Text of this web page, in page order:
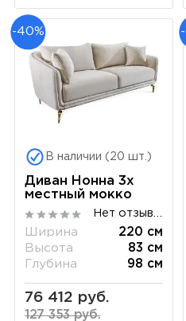
-40%
В наличии (20 шт.)
Диван Нонна 3х
местный мокко
Нет отзывов
Ширина
220 см
Высота
83 см
Глубина
98 см
76 412 руб.
127 353 руб.